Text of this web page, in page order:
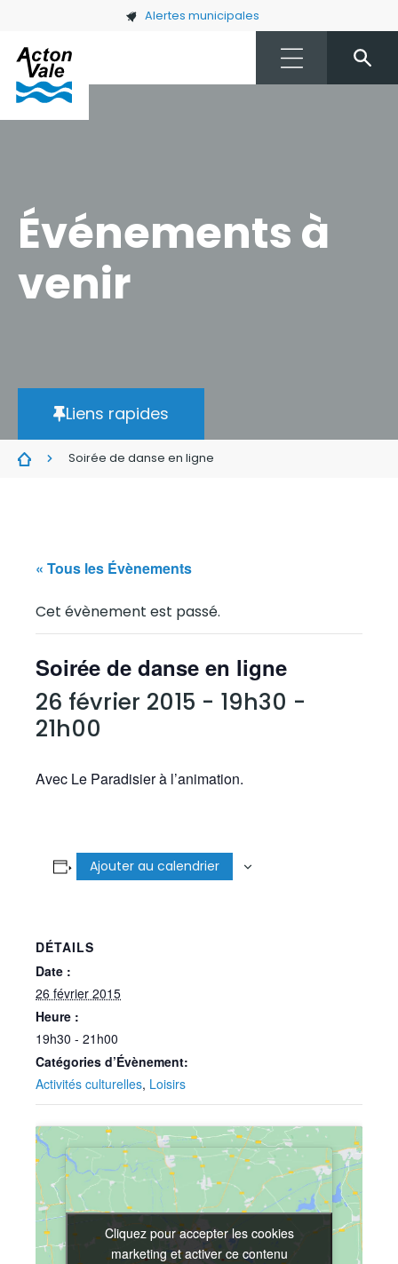
Skip to main content Alertes municipales
Événements à
venir
Liens rapides
Soirée de danse en ligne
« Tous les Évènements
Cet évènement est passé.
Soirée de danse en ligne
26 février 2015 - 19h30 -
21h00
Avec Le Paradisier à l’animation.
Ajouter au calendrier
DÉTAILS
Date :
26 février 2015
Heure :
19h30 - 21h00
Catégories d’Évènement:
Activités culturelles, Loisirs
Cliquez pour accepter les cookies
marketing et activer ce contenu
Cliquez pour accepter les cookies
marketing et activer ce contenu